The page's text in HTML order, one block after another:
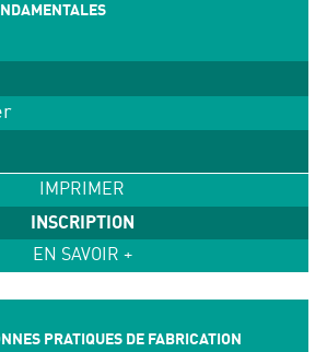
IMPRIMER
INSCRIPTION
EN SAVOIR +
PRATIQUES DE FABRICATION